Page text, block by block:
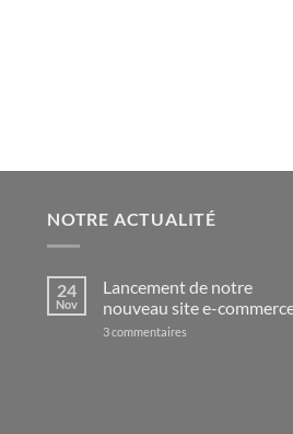
NOTRE ACTUALITÉ
24
Nov
Lancement de notre
nouveau site e-
3 commentaires